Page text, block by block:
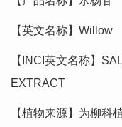
【英文名称】Willow
【INCI英文名称】
EXTRACT
【植物来源】为柳科